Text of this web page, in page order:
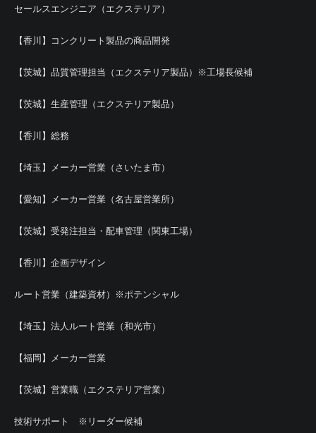
セールスエンジニア（エクステリア）
【香川】コンクリート製品の商品開発
【茨城】品質管理担当（エクステリア製品）※工場長候補
【茨城】生産管理（エクステリア製品）
【香川】総務
【埼玉】メーカー営業（さいたま市）
【愛知】メーカー営業（名古屋営業所）
【茨城】受発注担当・配車管理（関東工場）
【香川】企画デザイン
ルート営業（建築資材）※ポテンシャル
【埼玉】法人ルート営業（和光市）
【福岡】メーカー営業
【茨城】営業職（エクステリア営業）
技術サポート ※リーダー候補